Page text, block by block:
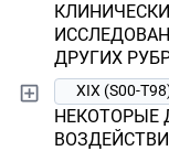
ДРУГИХ
XIX (S00-
НЕКОТОРЫЕ